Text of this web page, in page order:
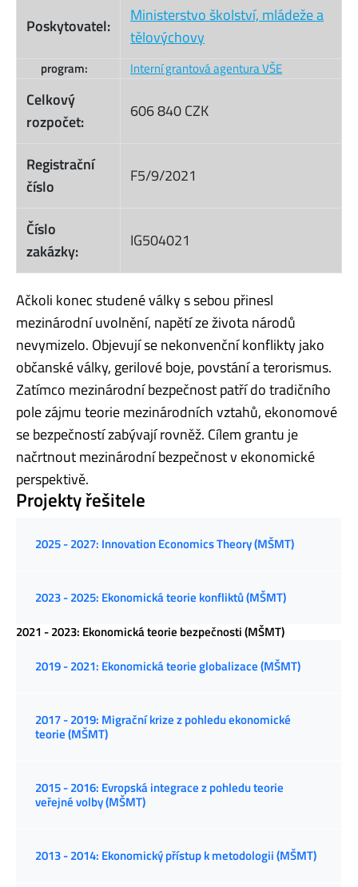
Poskytovatel:
Ministerstvo školství, mládeže a
tělovýchovy
program: Interní grantová agentura VŠE
Celkový
rozpočet:
606 840 CZK
Registrační
číslo
F5/9/2021
Číslo
zakázky:
IG504021
Ačkoli konec studené války s sebou přinesl
mezinárodní uvolnění, napětí ze života národů
nevymizelo. Objevují se nekonvenční konflikty jako
občanské války, gerilové boje, povstání a terorismus.
Zatímco mezinárodní bezpečnost patří do tradičního
pole zájmu teorie mezinárodních vztahů, ekonomové
se bezpečností zabývají rovněž. Cílem grantu je
načrtnout mezinárodní bezpečnost v ekonomické
perspektivě.
Projekty řešitele
2025 - 2027: Innovation Economics Theory (MŠMT)
2023 - 2025: Ekonomická teorie konfliktů (MŠMT)
2021 - 2023: Ekonomická teorie bezpečnosti (MŠMT)
2019 - 2021: Ekonomická teorie globalizace (MŠMT)
2017 - 2019: Migrační krize z pohledu ekonomické
teorie (MŠMT)
2015 - 2016: Evropská integrace z pohledu teorie
veřejné volby (MŠMT)
2013 - 2014: Ekonomický přístup k metodologii (MŠMT)